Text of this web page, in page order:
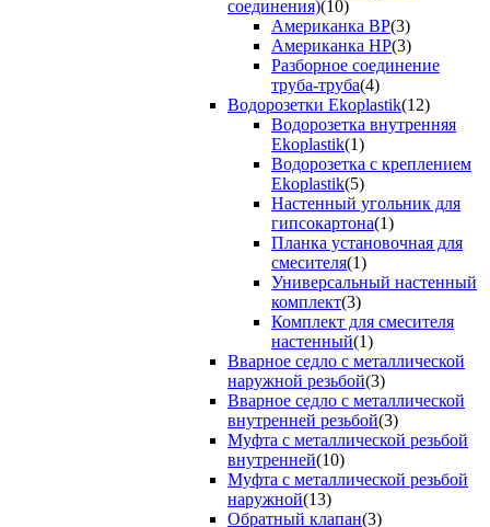
соединения)(10)
Американка ВР(3)
Американка НР(3)
Разборное соединение
труба-труба(4)
Водорозетки Ekoplastik(12)
Водорозетка внутренняя
Ekoplastik(1)
Водорозетка с креплением
Ekoplastik(5)
Настенный угольник для
гипсокартона(1)
Планка установочная для
смесителя(1)
Универсальный настенный
комплект(3)
Комплект для смесителя
настенный(1)
Вварное седло с металлической
наружной резьбой(3)
Вварное седло с металлической
внутренней резьбой(3)
Муфта с металлической резьбой
внутренней(10)
Муфта с металлической резьбой
наружной(13)
Обратный клапан(3)